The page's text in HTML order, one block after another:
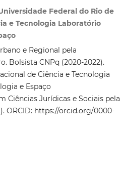
Federal do Rio de
e Tecnologia Laboratório
e Regional pela
Bolsista CNPq (2020-2022).
de Ciência e Tecnologia
e Espaço
Ciências Jurídicas e Sociais pela
ORCID: https://orcid.org/0000-